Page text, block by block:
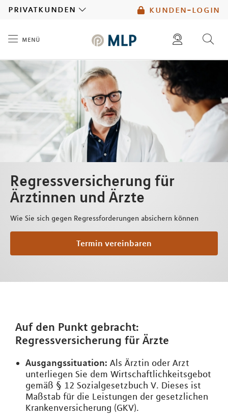
kunden-login
privatkunden
menü
diese website durchsuchen
mlp berater finden
Inhalt
Regressversicherung für
Ärztinnen und Ärzte
Wie Sie sich gegen Regressforderungen absichern können
Termin vereinbaren
Auf den Punkt gebracht:
Regressversicherung für Ärzte
Ausgangssituation: Als Ärztin oder Arzt
unterliegen Sie dem Wirtschaftlichkeitsgebot
gemäß § 12 Sozialgesetzbuch V. Dieses ist
Maßstab für die Leistungen der gesetzlichen
Krankenversicherung (GKV).